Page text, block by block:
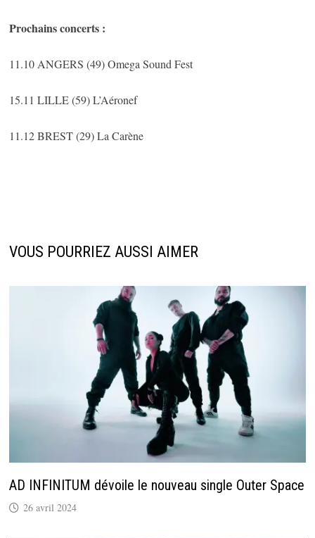
Prochains concerts :
11.10 ANGERS (49) Omega Sound Fest
15.11 LILLE (59) L’Aéronef
11.12 BREST (29) La Carène
VOUS POURRIEZ AUSSI AIMER
AD INFINITUM dévoile le nouveau single Outer Space
26 avril 2024